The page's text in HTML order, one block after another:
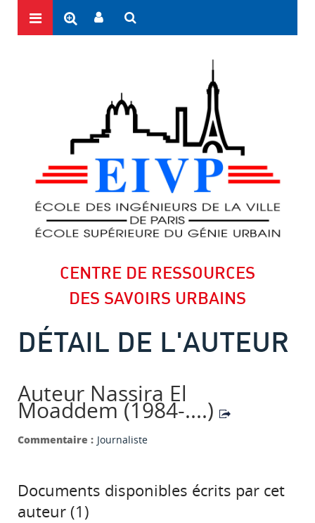
CENTRE DE RESSOURCES
DES SAVOIRS URBAINS
DÉTAIL DE L'AUTEUR
Auteur Nassira El
Moaddem (1984-....)
Commentaire : Journaliste
Documents disponibles écrits par cet
auteur (1 )